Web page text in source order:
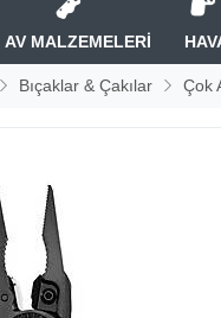
AV MALZEMELERİ
Bıçaklar & Çakılar Çok